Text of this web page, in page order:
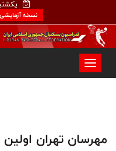
نسخه آزمایشی
مهرسان تهران